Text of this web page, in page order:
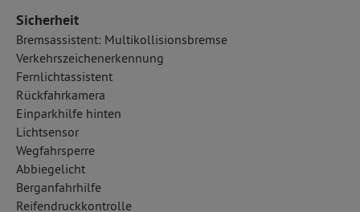
Sicherheit
Bremsassistent: Multikollisionsbremse
Verkehrszeichenerkennung
Fernlichtassistent
Rückfahrkamera
Einparkhilfe hinten
Lichtsensor
Wegfahrsperre
Abbiegelicht
Berganfahrhilfe
Reifendruckkontrolle